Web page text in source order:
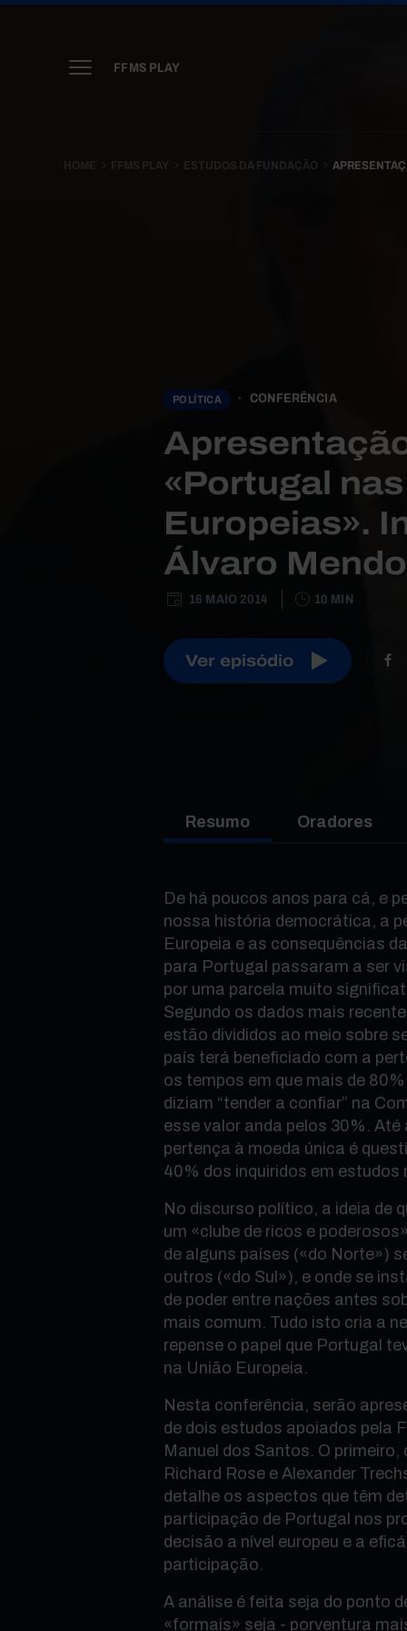
FFMS PLAY
ESTUDOS DA FUNDAÇÃO
POLÍTICA CONFERÊNCIA
«Portugal
Europeias».
Álvaro
16 MAIO 2014 10 MIN
Ver episódio
Resumo Oradores
De há poucos anos para cá, e
nossa história democrática, a
Europeia e as consequências
para Portugal passaram a ser
por uma parcela muito
Segundo os dados mais
estão divididos ao meio sobre
país terá beneficiado com a
os tempos em que mais de
diziam “tender a confiar” na
esse valor anda pelos 30%.
pertença à moeda única é
40% dos inquiridos em estudos
No discurso político, a ideia de
um «clube de ricos e
de alguns países («do Norte»)
outros («do Sul»), e onde se
de poder entre nações antes
mais comum. Tudo isto cria a
repense o papel que Portugal
na União Europeia.
Nesta conferência, serão
de dois estudos apoiados pela
Manuel dos Santos. O
Richard Rose e Alexander
detalhe os aspectos que têm
participação de Portugal nos
decisão a nível europeu e a
participação.
A análise é feita seja do ponto
«formais» seja - porventura